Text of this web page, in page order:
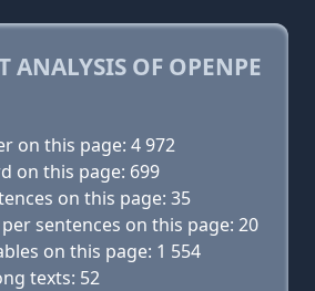
ANALYSIS OF OPENPE
on this page: 4 972
on this page: 699
on this page: 35
sentences on this page: 20
on this page: 1 554
texts: 52